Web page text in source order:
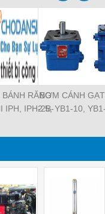
RĂNG
IPH, IPH-2B-
5-11, IPH-5A-
50-LT-11, IPH-
IPH-5A-40-
11
BƠM CÁNH
2.5, YB1-10,
100/16 YB1-
YB1-40/12 YB1-